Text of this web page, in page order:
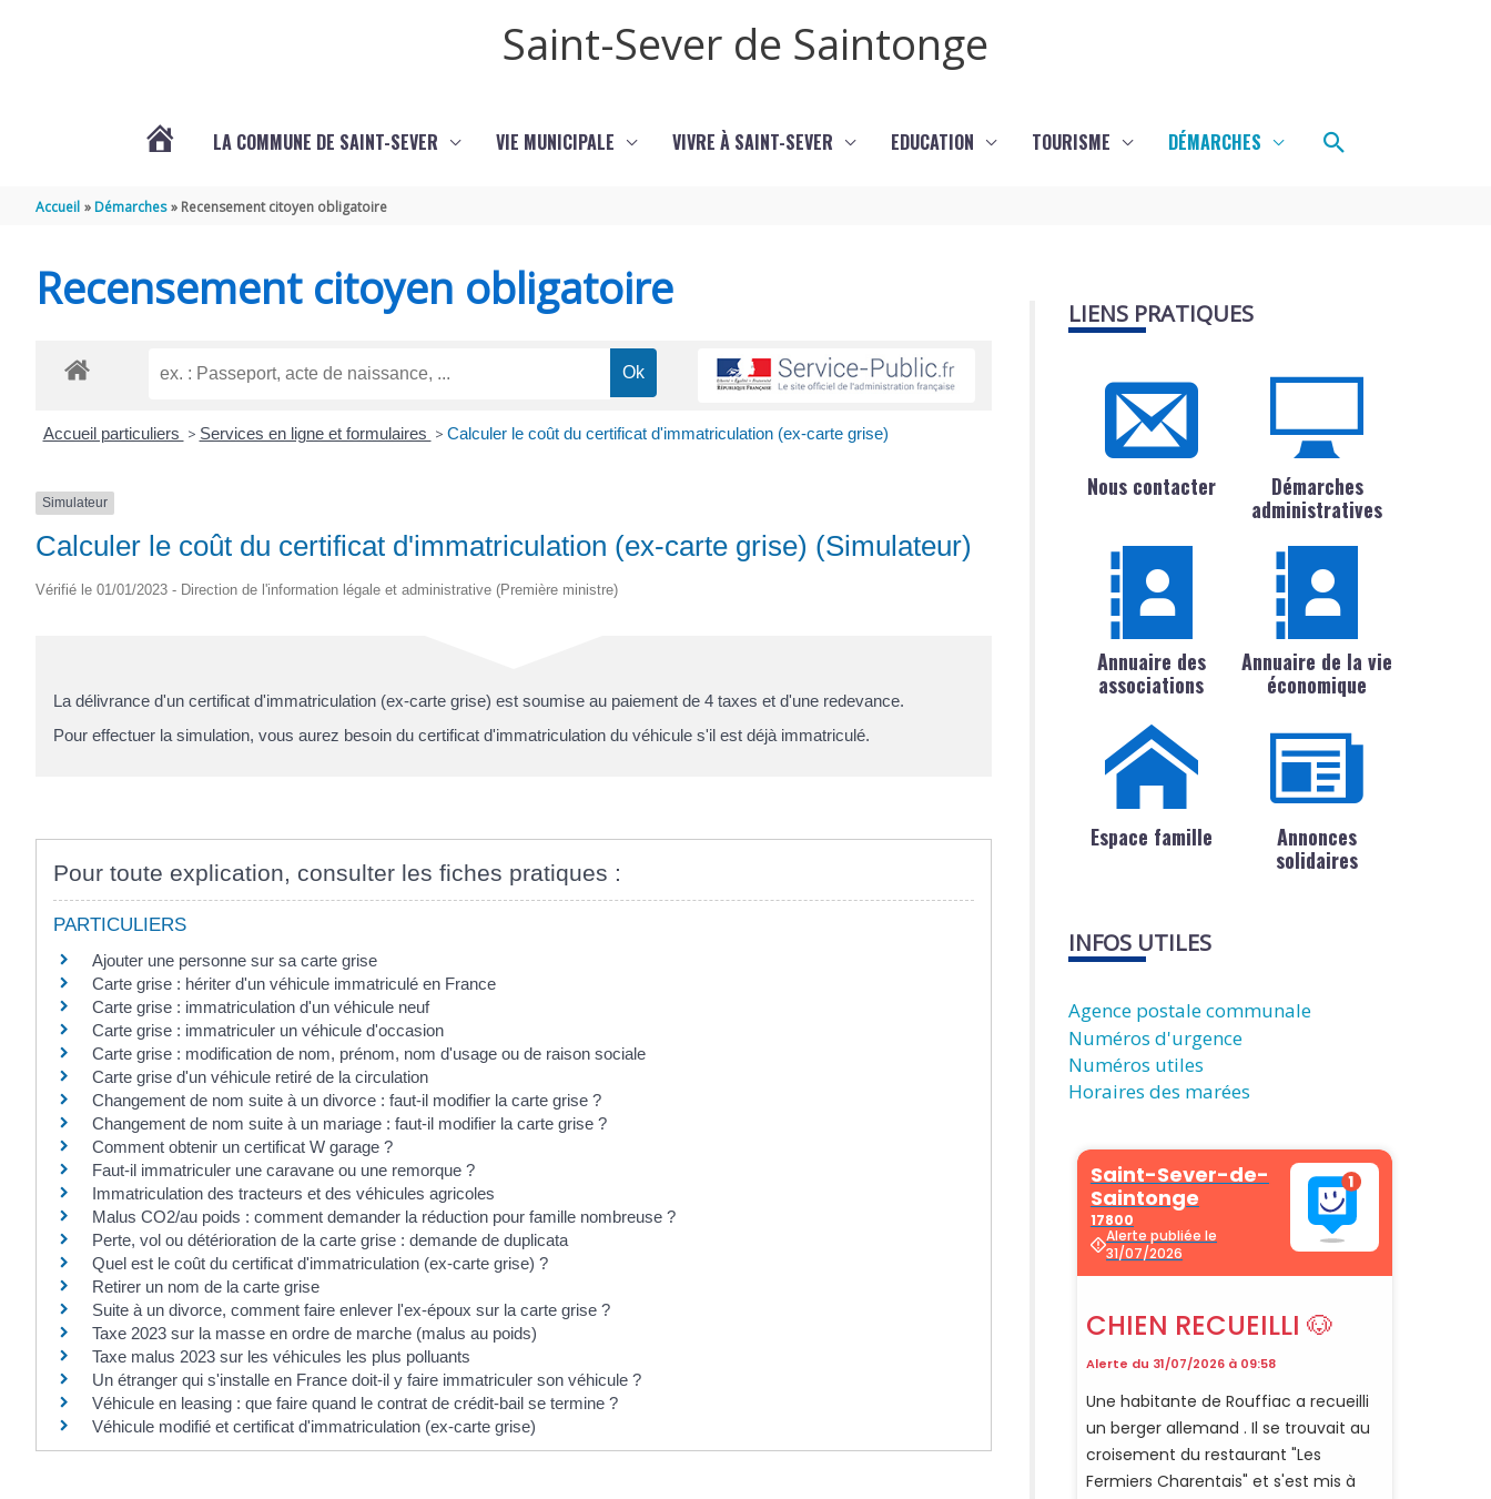
Saint-Sever de Saintonge
SAINTONGE
LA COMMUNE DE SAINT-SEVER VIE MUNICIPALE VIVRE À SAINT-SEVER EDUCATION TOURISME DÉMARCHES Rechercher
Accueil Démarches Recensement citoyen obligatoire
Recensement citoyen obligatoire
Accueil particuliers > Services en ligne et formulaires > Calculer le coût du certificat d'immatriculation (ex-carte grise)
Simulateur
Calculer le coût du certificat d'immatriculation (ex-carte grise) (Simulateur)
Vérifié le 01/01/2023 - Direction de l'information légale et administrative (Première ministre)
La délivrance d'un certificat d'immatriculation (ex-carte grise) est soumise au paiement de 4 taxes et d'une redevance.
Pour effectuer la simulation, vous aurez besoin du certificat d'immatriculation du véhicule s'il est déjà immatriculé.
Pour toute explication, consulter les fiches pratiques :
PARTICULIERS
Ajouter une personne sur sa carte grise
Carte grise : hériter d'un véhicule immatriculé en France
Carte grise : immatriculation d'un véhicule neuf
Carte grise : immatriculer un véhicule d'occasion
Carte grise : modification de nom, prénom, nom d'usage ou de raison sociale
Carte grise d'un véhicule retiré de la circulation
Changement de nom suite à un divorce : faut-il modifier la carte grise ?
Changement de nom suite à un mariage : faut-il modifier la carte grise ?
Comment obtenir un certificat W garage ?
Faut-il immatriculer une caravane ou une remorque ?
Immatriculation des tracteurs et des véhicules agricoles
Malus CO2/au poids : comment demander la réduction pour famille nombreuse ?
Perte, vol ou détérioration de la carte grise : demande de duplicata
Quel est le coût du certificat d'immatriculation (ex-carte grise) ?
Retirer un nom de la carte grise
Suite à un divorce, comment faire enlever l'ex-époux sur la carte grise ?
Taxe 2023 sur la masse en ordre de marche (malus au poids)
Taxe malus 2023 sur les véhicules les plus polluants
Un étranger qui s'installe en France doit-il y faire immatriculer son véhicule ?
Véhicule en leasing : que faire quand le contrat de crédit-bail se termine ?
Véhicule modifié et certificat d'immatriculation (ex-carte grise)
LIENS PRATIQUES
Nous contacter
Démarches
administratives
Annuaire des
associations
Annuaire de la vie
économique
Espace famille
Annonces
solidaires
INFOS UTILES
Agence postale communale
Numéros d'urgence
Numéros utiles
Horaires des marées